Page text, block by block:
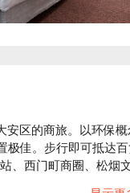
安区的商旅。以环保
极佳。步行即可抵达
、西门町商圈、松烟